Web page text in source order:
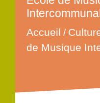
Accueil /
de Musique